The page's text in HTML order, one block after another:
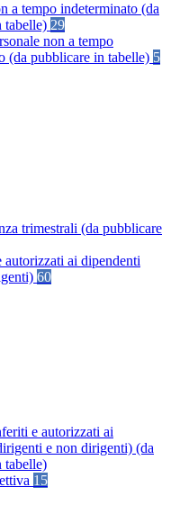
a tempo indeterminato (da
tabelle) 29
non a tempo
(da pubblicare in tabelle) 5
trimestrali (da pubblicare
ai dipendenti
60
e autorizzati ai
e non dirigenti) (da
tabelle)
15